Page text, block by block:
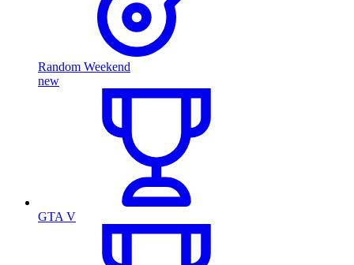
Random Weekend
new
GTA V